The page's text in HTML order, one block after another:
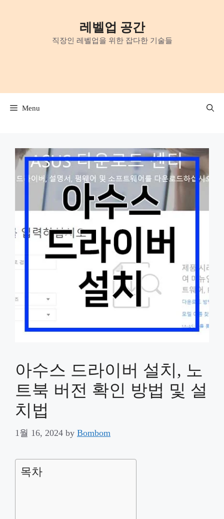
레벨업 공간
직장인 레벨업을 위한 잡다한 기술들
Menu
아수스 드라이버 설치, 노
트북 버전 확인 방법 및 설
치법
1월 16, 2024 by Bombom
목차